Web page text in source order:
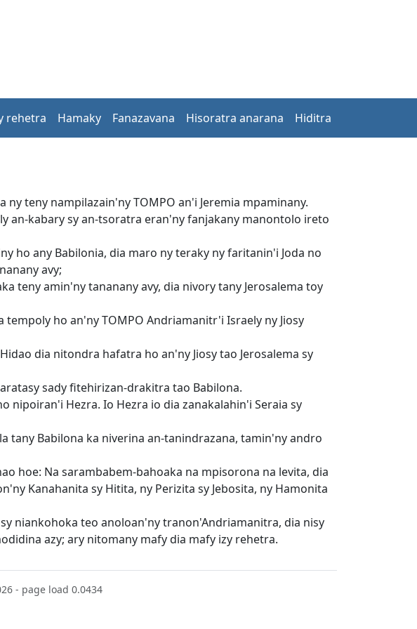
rehetra Hamaky Fanazavana Hisoratra anarana Hiditra
teny nampilazain'ny TOMPO an'i Jeremia mpaminany.
an-kabary sy an-tsoratra eran'ny fanjakany manontolo ireto
ho any Babilonia, dia maro ny teraky ny faritanin'i Joda no
avy;
teny amin'ny tananany avy, dia nivory tany Jerosalema toy
tempoly ho an'ny TOMPO Andriamanitr'i Israely ny Jiosy
dia nitondra hafatra ho an'ny Jiosy tao Jerosalema sy
sady fitehirizan-drakitra tao Babilona.
nipoiran'i Hezra. Io Hezra io dia zanakalahin'i Seraia sy
tany Babilona ka niverina an-tanindrazana, tamin'ny andro
hoe: Na sarambabem-bahoaka na mpisorona na levita, dia
Kanahanita sy Hitita, ny Perizita sy Jebosita, ny Hamonita
niankohoka teo anoloan'ny tranon'Andriamanitra, dia nisy
azy; ary nitomany mafy dia mafy izy rehetra.
- page load 0.0434